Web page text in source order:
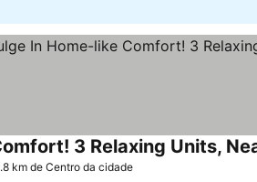
3 Relaxing Units,
km de Centro da cidade